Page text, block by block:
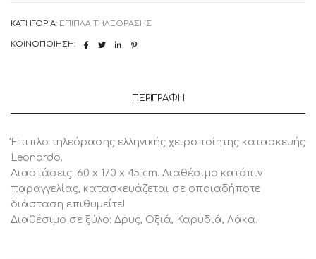
ΚΑΤΗΓΟΡΊΑ: ΕΠΙΠΛΑ ΤΗΛΕΟΡΑΣΗΣ
ΚΟΙΝΟΠΟΊΗΣΗ:
ΠΕΡΙΓΡΑΦΉ
Έπιπλο τηλεόρασης ελληνικής χειροποίητης κατασκευής
Leonardo.
Διαστάσεις: 60 x 170 x 45 cm. Διαθέσιμο κατόπιν
παραγγελίας, κατασκευάζεται σε οποιαδήποτε
διάσταση επιθυμείτε!
Διαθέσιμο σε ξύλο: Δρυς, Οξιά, Καρυδιά, Λάκα.